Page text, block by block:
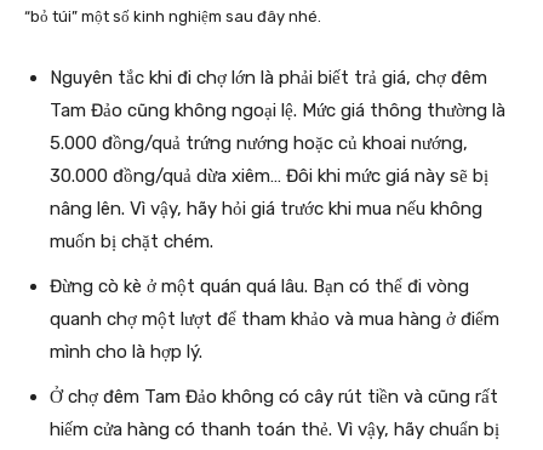
“bỏ túi” một số kinh nghiệm sau đây nhé.
Nguyên tắc khi đi chợ lớn là phải biết trả giá, chợ đêm
Tam Đảo cũng không ngoại lệ. Mức giá thông thường là
5.000 đồng/quả trứng nướng hoặc củ khoai nướng,
30.000 đồng/quả dừa xiêm… Đôi khi mức giá này sẽ bị
nâng lên. Vì vậy, hãy hỏi giá trước khi mua nếu không
muốn bị chặt chém.
Đừng cò kè ở một quán quá lâu. Bạn có thể đi vòng
quanh chợ một lượt để tham khảo và mua hàng ở điểm
mình cho là hợp lý.
Ở chợ đêm Tam Đảo không có cây rút tiền và cũng rất
hiếm cửa hàng có thanh toán thẻ. Vì vậy, hãy chuẩn bị